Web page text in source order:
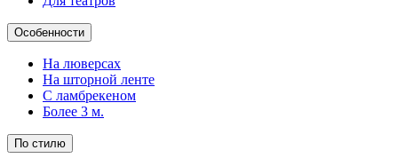
Особенности
На люверсах
На шторной ленте
С ламбрекеном
Более 3 м.
По стилю